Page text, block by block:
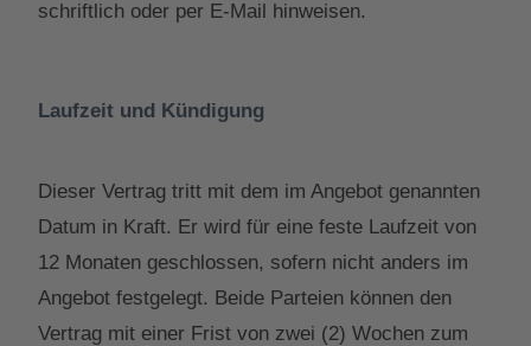
schriftlich oder per E-Mail hinweisen.
Laufzeit und Kündigung
Dieser Vertrag tritt mit dem im Angebot genannten
Datum in Kraft. Er wird für eine feste Laufzeit von
12 Monaten geschlossen, sofern nicht anders im
Angebot festgelegt. Beide Parteien können den
Vertrag mit einer Frist von zwei (2) Wochen zum